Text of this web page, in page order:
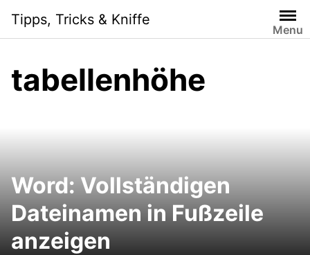
content
Tipps, Tricks & Kniffe
Menu
tabellenhöhe
Word: Vollständigen
Dateinamen in Fußzeile
anzeigen